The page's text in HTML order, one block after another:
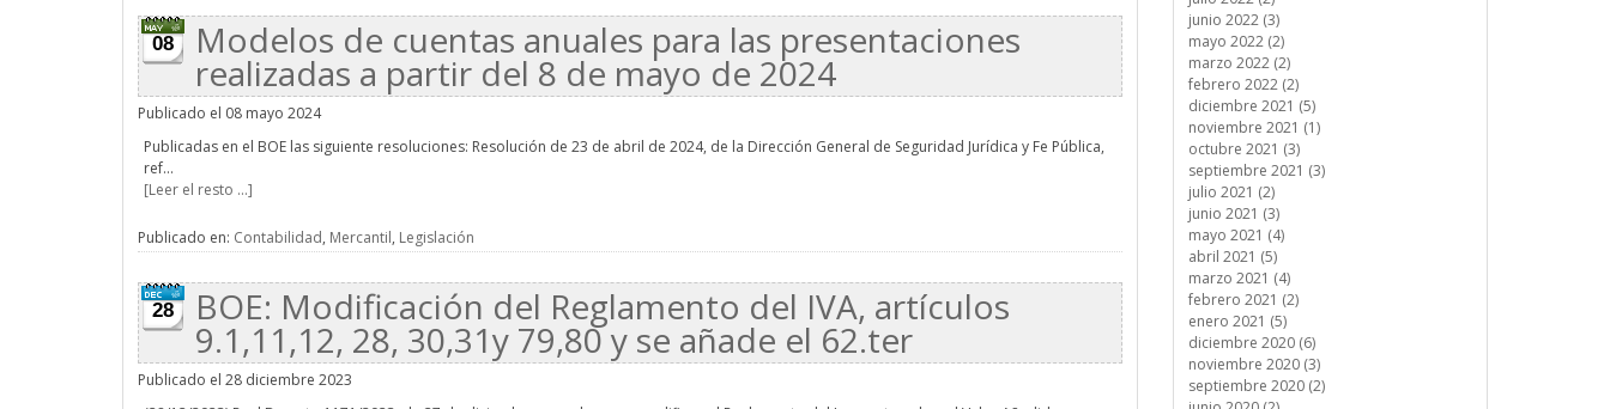
08 Modelos de cuentas anuales para las presentaciones
realizadas a partir del 8 de mayo de 2024
Publicado el 08 mayo 2024
Publicadas en el BOE las siguiente resoluciones: Resolución de 23 de abril de 2024, de la Dirección General de Seguridad Jurídica y Fe Pública,
ref...
[Leer el resto ...]
Publicado en: Contabilidad, Mercantil, Legislación
28 BOE: Modificación del Reglamento del IVA, artículos
9.1,11,12, 28, 30,31y 79,80 y se añade el 62.ter
Publicado el 28 diciembre 2023
junio 2022 (3)
mayo 2022 (2)
marzo 2022 (2)
febrero 2022 (2)
diciembre 2021 (5)
noviembre 2021 (1)
octubre 2021 (3)
septiembre 2021 (3)
julio 2021 (2)
junio 2021 (3)
mayo 2021 (4)
abril 2021 (5)
marzo 2021 (4)
febrero 2021 (2)
enero 2021 (5)
diciembre 2020 (6)
noviembre 2020 (3)
septiembre 2020 (2)